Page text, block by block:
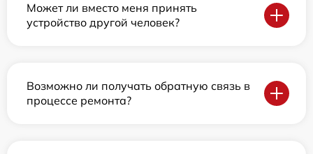
Может ли вместо меня принять
устройство другой человек?
Возможно ли получать обратную связь в
процессе ремонта?